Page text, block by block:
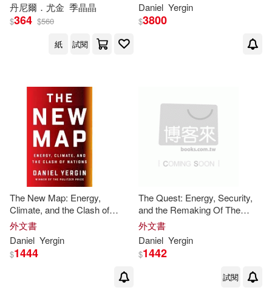
作者/演唱/譯/編/繪(4)
-
丹尼爾．尤金 季晶晶
$364 $560
紙
試閱
Daniel Yergin
$3800
The New Map: Energy,
Climate, and the Clash of
Nations
外文書
Daniel Yergin
$1444
The Quest: Energy, Security,
and the Remaking Of The
Modern World
外文書
Daniel Yergin
$1442
試閱